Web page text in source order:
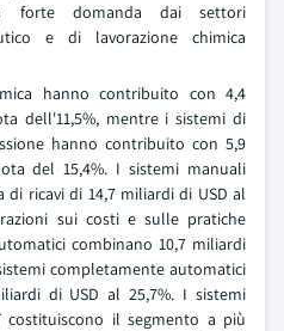
forte domanda dai settori
e di lavorazione chimica
hanno contribuito con 4,4
dell'11,5%, mentre i sistemi di
hanno contribuito con 5,9
del 15,4%. I sistemi manuali
ricavi di 14,7 miliardi di USD al
sui costi e sulle pratiche
combinano 10,7 miliardi
completamente automatici
di USD al 25,7%. I sistemi
il segmento a più